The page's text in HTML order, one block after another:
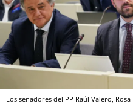
Los senadores del PP Raúl Valero,